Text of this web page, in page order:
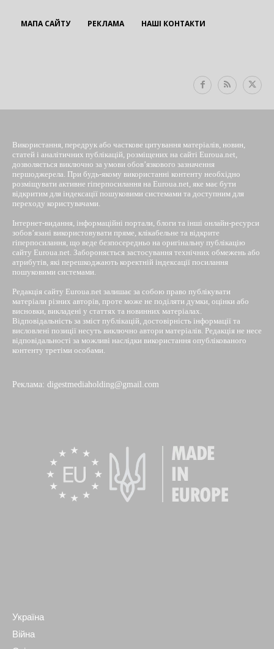
МАПА САЙТУ РЕКЛАМА НАШІ КОНТАКТИ
Використання, передрук або часткове цитування матеріалів, новин,
статей і аналітичних публікацій, розміщених на сайті Euroua.net,
дозволяється виключно за умови обов’язкового зазначення
першоджерела. При будь-якому використанні контенту необхідно
розміщувати активне гіперпосилання на Euroua.net, яке має бути
відкритим для індексації пошуковими системами та доступним для
переходу користувачами.
Інтернет-видання, інформаційні портали, блоги та інші онлайн-ресурси
зобов’язані використовувати пряме, клікабельне та відкрите
гіперпосилання, що веде безпосередньо на оригінальну публікацію
сайту Euroua.net. Забороняється застосування технічних обмежень або
атрибутів, які перешкоджають коректній індексації посилання
пошуковими системами.
Редакція сайту Euroua.net залишає за собою право публікувати
матеріали різних авторів, проте може не поділяти думки, оцінки або
висновки, викладені у статтях та новинних матеріалах.
Відповідальність за зміст публікацій, достовірність інформації та
висловлені позиції несуть виключно автори матеріалів. Редакція не несе
відповідальності за можливі наслідки використання опублікованого
контенту третіми особами.
Реклама: digestmediaholding@gmail.com
Україна
Війна